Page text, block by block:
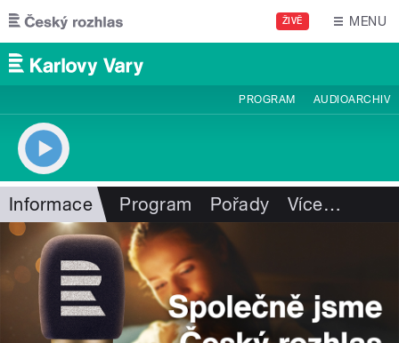
Přejít k hlavnímu obsahu
ŽIVĚ MENU
PROGRAM AUDIOARCHIV
Informace Program Pořady Více…